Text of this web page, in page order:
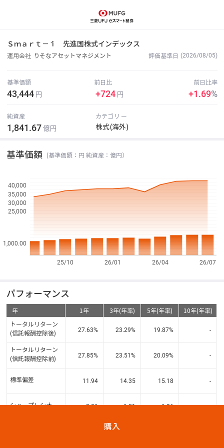
Ｓｍａｒｔ－ｉ 先進国株式インデックス
運用会社 りそなアセットマネジメント 評価基準日 (2026/08/05)
基準価額 前日比 前日比率
43,444 円 +724 円 +1.69%
純資産 カテゴリ ー
1,841.67 億円 株式(海外)
基準価額 (基準価額：円 純資産：億円）
1,000.00
25/10 26/01 26/04 26/07
25,000
30,000
35,000
40,000
パフォーマンス
年 1年 3年(年率) 5年(年率) 10年(年率)
トータルリターン
(信託報酬控除後)
27.63% 23.29% 19.87% -
トータルリターン
(信託報酬控除前)
27.85% 23.51 % 20.09% -
標準偏差 11.94 14.35 15.18 -
シャープレシオ 2.01 1.51 1.26 -
購入